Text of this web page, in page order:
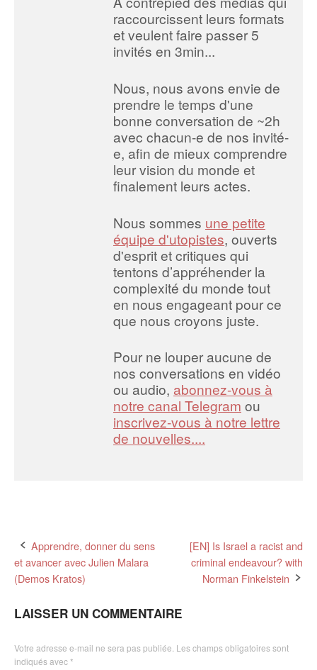
raccourcissent leurs formats
et veulent faire passer 5
invités en 3min...
Nous, nous avons envie de
prendre le temps d'une
bonne conversation de ~2h
avec chacun-e de nos invité-
e, afin de mieux comprendre
leur vision du monde et
finalement leurs actes.
Nous sommes une petite
équipe d'utopistes, ouverts
d'esprit et critiques qui
tentons d’appréhender la
complexité du monde tout
en nous engageant pour ce
que nous croyons juste.
Pour ne louper aucune de
nos conversations en vidéo
ou audio, abonnez-vous à
notre canal Telegram ou
inscrivez-vous à notre lettre
de nouvelles....
Post
navigation
Apprendre, donner du sens
et avancer avec Julien Malara
(Demos Kratos)
[EN] Is Israel a racist and
criminal endeavour? with
Norman Finkelstein
LAISSER UN COMMENTAIRE
Votre adresse e-mail ne sera pas publiée. Les champs obligatoires sont
indiqués avec*